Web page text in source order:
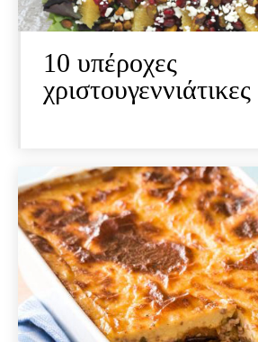
10 υπέροχες